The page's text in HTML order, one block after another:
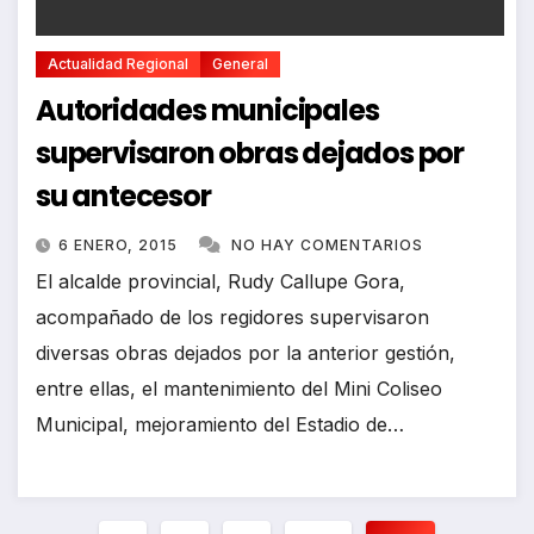
Actualidad Regional General
Autoridades municipales
supervisaron obras dejados por
su antecesor
6 ENERO, 2015 NO HAY COMENTARIOS
El alcalde provincial, Rudy Callupe Gora,
acompañado de los regidores supervisaron
diversas obras dejados por la anterior gestión,
entre ellas, el mantenimiento del Mini Coliseo
Municipal, mejoramiento del Estadio de…